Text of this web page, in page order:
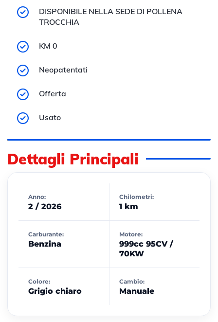
DISPONIBILE NELLA SEDE DI POLLENA
TROCCHIA
KM 0
Neopatentati
Offerta
Usato
Dettagli Principali
Anno:
2 / 2026
Chilometri:
1 km
Carburante:
Benzina
Motore:
999cc 95CV /
70KW
Colore:
Grigio chiaro
Cambio:
Manuale